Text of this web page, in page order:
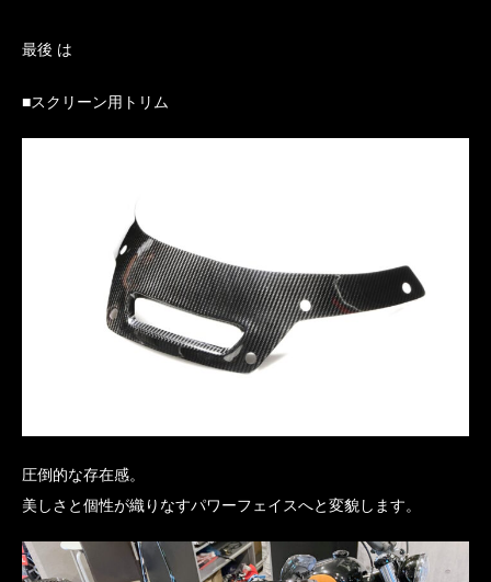
最後 は
■スクリーン用トリム
圧倒的な存在感。
美しさと個性が織りなすパワーフェイスへと変貌します。